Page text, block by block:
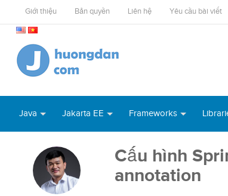
Giới thiệu Bản quyền Liên hệ Yêu cầu bài viết
Java Jakarta EE Frameworks
Cấu hình
annotation